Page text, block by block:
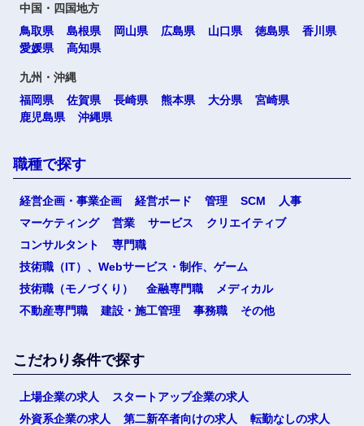
中国・四国地方
鳥取県
島根県 岡山県 広島県 山口県 徳島県
香川県
愛媛県
高知県
九州・沖縄
福岡県
佐賀県 長崎県 熊本県 大分県
宮崎県
鹿児島県
沖縄県
職種で探す
経営企画・事業企画 経営ボード 管理 SCM
人事
マーケティング
営業 サービス
クリエイティブ
コンサルタント
専門職
技術職（IT）、Webサービス・制作、ゲーム
技術職（モノづくり）
金融専門職
メディカル
不動産専門職
建設・施工管理 事務職 その他
こだわり条件で探す
上場企業の求人
スタートアップ企業の求人
外資系企業の求人
第二新卒者向けの求人
転勤なしの求人